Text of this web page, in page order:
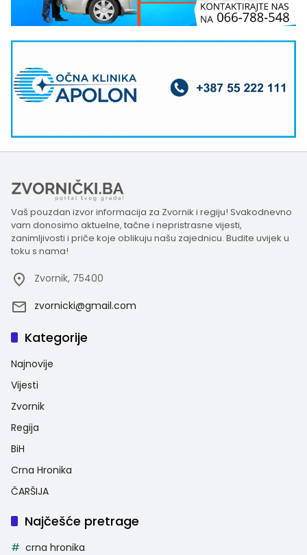
Vaš pouzdan izvor informacija za Zvornik i regiju! Svakodnevno
vam donosimo aktuelne, tačne i nepristrasne vijesti,
zanimljivosti i priče koje oblikuju našu zajednicu. Budite uvijek u
toku s nama!
Zvornik, 75400
zvornicki@gmail.com
Kategorije
Najnovije
Vijesti
Zvornik
Regija
BiH
Crna Hronika
ČARŠIJA
Najčešće pretrage
crna hronika